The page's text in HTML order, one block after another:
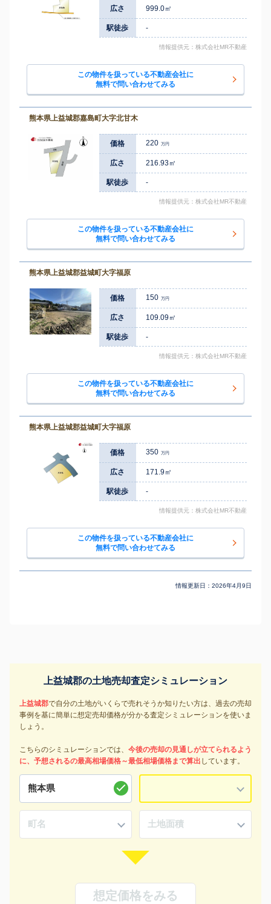
広さ 999.0㎡
駅徒歩 -
情報提供元：株式会社MR不動産
この物件を扱っている不動産会社に
無料で問い合わせてみる
熊本県上益城郡嘉島町大字北甘木
価格 220 万円
広さ 216.93㎡
駅徒歩 -
情報提供元：株式会社MR不動産
この物件を扱っている不動産会社に
無料で問い合わせてみる
熊本県上益城郡益城町大字福原
価格 150 万円
広さ 109.09㎡
駅徒歩 -
情報提供元：株式会社MR不動産
この物件を扱っている不動産会社に
無料で問い合わせてみる
熊本県上益城郡益城町大字福原
価格 350 万円
広さ 171.9㎡
駅徒歩 -
情報提供元：株式会社MR不動産
この物件を扱っている不動産会社に
無料で問い合わせてみる
情報更新日： 2026年4月9日
上益城郡の土地売却査定シミュレーション
上益城郡で自分の土地がいくらで売れそうか知りたい方は、過去の売却
事例を基に簡単に想定売却価格が分かる査定シミュレーションを使いま
しょう。
こちらのシミュレーションでは、 今後の売却の見通しが立てられるよう
に、予想されるの最高相場価格～最低相場価格まで算出 しています。
想定価格をみる